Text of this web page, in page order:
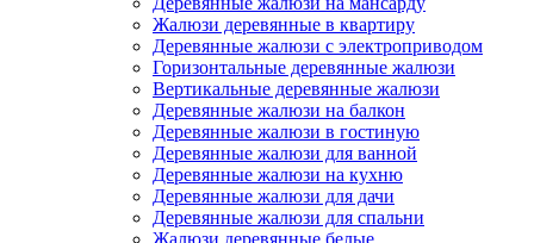
Жалюзи деревянные в квартиру
Деревянные жалюзи с электроприводом
Горизонтальные деревянные жалюзи
Вертикальные деревянные жалюзи
Деревянные жалюзи на балкон
Деревянные жалюзи в гостиную
Деревянные жалюзи для ванной
Деревянные жалюзи на кухню
Деревянные жалюзи для дачи
Деревянные жалюзи для спальни
Жалюзи деревянные белые